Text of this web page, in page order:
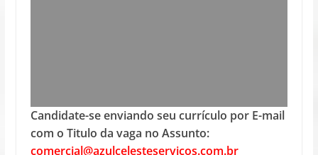
Candidate-se enviando seu currículo por E-mail
com o Titulo da vaga no Assunto:
comercial@azulcelesteservicos.com.br